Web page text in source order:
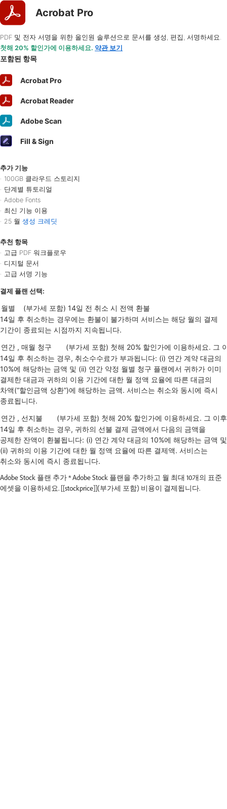
Acrobat Pro
PDF 및 전자 서명을 위한 올인원 솔루션으로 문서를 생성, 편집, 서명하세요.
첫해 20% 할인가에 이용하세요. 약관 보기​
포함된 항목
AcrobatPro
AcrobatReader
AdobeScan
Fill &Sign
추가 기능
100GB 클라우드 스토리지
단계별 튜토리얼
Adobe Fonts
최신 기능 이용
25 월 생성 크레딧
추천 항목
고급 PDF 워크플로우
디지털 문서
고급 서명 기능
결제 플랜 선택:
14일 후 취소하는 경우에는 환불이 불가하며 서비스는 해당 월의 결제
기간이 종료되는 시점까지 지속됩니다.
14일 후 취소하는 경우, 취소수수료가 부과됩니다: (i) 연간 계약 대금의
10%에 해당하는 금액 및 (ii) 연간 약정 월별 청구 플랜에서 귀하가 이미
결제한 대금과 귀하의 이용 기간에 대한 월 정액 요율에 따른 대금의
차액(“할인금액 상환”)에 해당하는 금액. 서비스는 취소와 동시에 즉시
종료됩니다.
14일 후 취소하는 경우, 귀하의 선불 결제 금액에서 다음의 금액을
공제한 잔액이 환불됩니다: (i) 연간 계약 대금의 10%에 해당하는 금액 및
(ii) 귀하의 이용 기간에 대한 월 정액 요율에 따른 결제액. 서비스는
취소와 동시에 즉시 종료됩니다.
AdobeStock 플랜 추가*AdobeStock 플랜을 추가하고 월 최대 10개의 표준
에셋을 이용하세요. [[stockprice]](부가세 포함) 비용이 결제됩니다.